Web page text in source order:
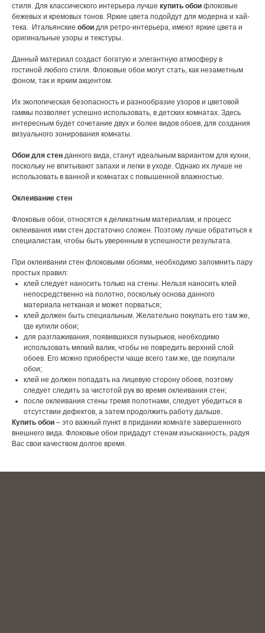
стиля. Для классического интерьера лучше купить обои флоковые
бежевых и кремовых тонов. Яркие цвета подойдут для модерна и хай-
тека. Итальянские обои для ретро-интерьера, имеют яркие цвета и
оригинальные узоры и текстуры.
Данный материал создаст богатую и элегантную атмосферу в
гостиной любого стиля. Флоковые обои могут стать, как незаметным
фоном, так и ярким акцентом.
Их экологическая безопасность и разнообразие узоров и цветовой
гаммы позволяет успешно использовать, в детских комнатах. Здесь
интересным будет сочетание двух и более видов обоев, для создания
визуального зонирования комнаты.
Обои для стен данного вида, станут идеальным вариантом для кухни,
поскольку не впитывают запахи и легки в уходе. Однако их лучше не
использовать в ванной и комнатах с повышенной влажностью.
Оклеивание стен
Флоковые обои, относятся к деликатным материалам, и процесс
оклеивания ими стен достаточно сложен. Поэтому лучше обратиться к
специалистам, чтобы быть уверенным в успешности результата.
При оклеивании стен флоковыми обоями, необходимо запомнить пару
простых правил:
клей следует наносить только на стены. Нельзя наносить клей
непосредственно на полотно, поскольку основа данного
материала нетканая и может порваться;
клей должен быть специальным. Желательно покупать его там же,
где купили обои;
для разглаживания, появившихся пузырьков, необходимо
использовать мягкий валик, чтобы не повредить верхний слой
обоев. Его можно приобрести чаще всего там же, где покупали
обои;
клей не должен попадать на лицевую сторону обоев, поэтому
следует следить за чистотой рук во время оклеивания стен;
после оклеивания стены тремя полотнами, следует убедиться в
отсутствии дефектов, а затем продолжить работу дальше.
Купить обои – это важный пункт в придании комнате завершенного
внешнего вида. Флоковые обои придадут стенам изысканность, радуя
Вас свои качеством долгое время.